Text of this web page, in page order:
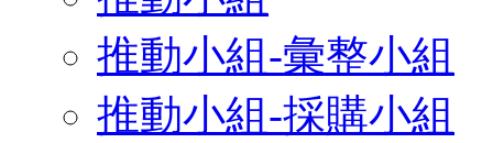
推動小組-彙整小組
推動小組-採購小組